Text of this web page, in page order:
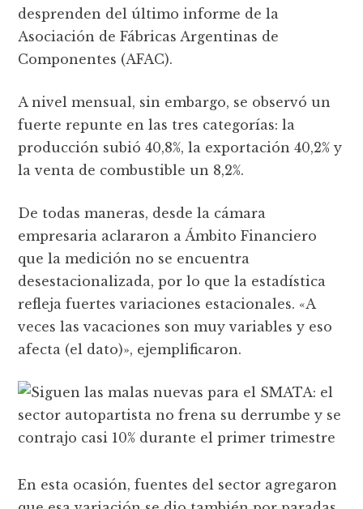
desprenden del último informe de la
Asociación de Fábricas Argentinas de
Componentes (AFAC).
A nivel mensual, sin embargo, se observó un
fuerte repunte en las tres categorías: la
producción subió 40,8%, la exportación 40,2% y
la venta de combustible un 8,2%.
De todas maneras, desde la cámara
empresaria aclararon a Ámbito Financiero
que la medición no se encuentra
desestacionalizada, por lo que la estadística
refleja fuertes variaciones estacionales. «A
veces las vacaciones son muy variables y eso
afecta (el dato)», ejemplificaron.
En esta ocasión, fuentes del sector agregaron